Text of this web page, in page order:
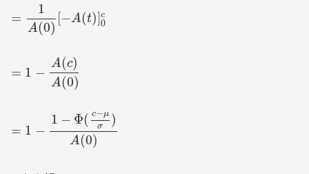
=
1
A(0)
[−A(t)] c
0
= 1 −
A(c)
A(0)
= 1 −
1 − Φ( c−μ
σ
)
A(0)